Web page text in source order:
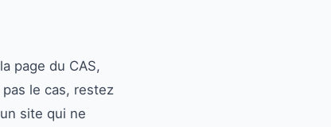
page du CAS,
le cas, restez
site qui ne